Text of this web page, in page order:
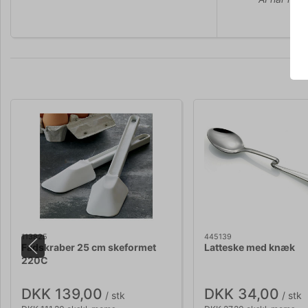
113825
Fadskraber 25 cm skeformet
220C
DKK 139,00 / stk
445139
Latteske med knæk
DKK 34,00 / stk